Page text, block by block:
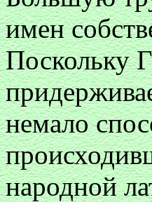
имен
Поскольку
немало
народной